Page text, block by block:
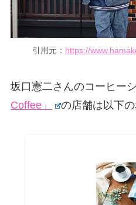
引用元： https://
坂口憲二さんのコーヒー
Coffee」
の店舗は以下の